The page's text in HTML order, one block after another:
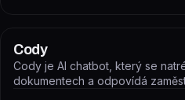
Cody
Cody je AI chatbot, který se
dokumentech a odpovídá